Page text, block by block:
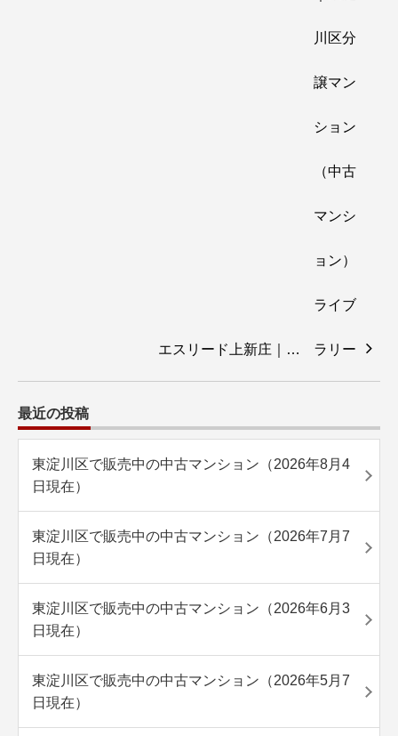
エスリード上新庄｜…
最近の投稿
東淀川区で販売中の中古マンション（2026年8月4
日現在）
東淀川区で販売中の中古マンション（2026年7月7
日現在）
東淀川区で販売中の中古マンション（2026年6月3
日現在）
東淀川区で販売中の中古マンション（2026年5月7
日現在）